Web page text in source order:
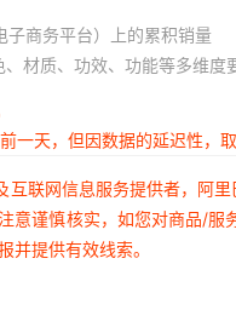
商务平台）上的累积销量
材质、功效、功能等多维
一天，但因数据的延迟性，
联网信息服务提供者，阿
意谨慎核实，如您对商品/
并提供有效线索。